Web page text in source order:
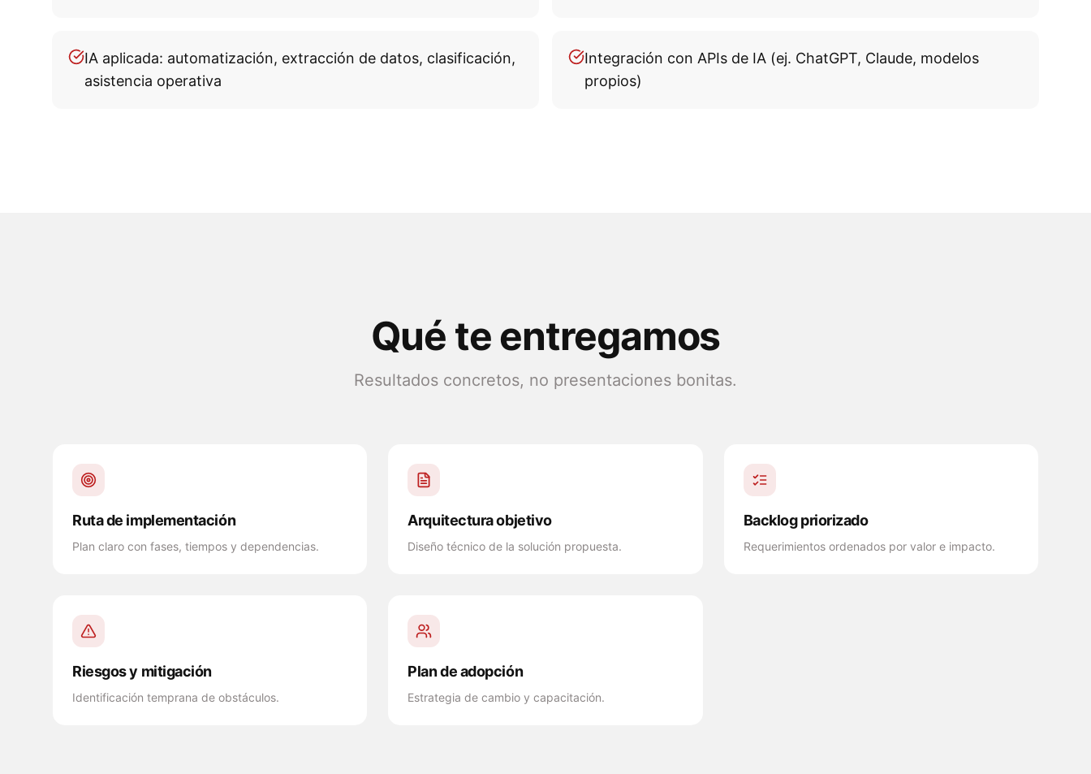
IA aplicada: automatización, extracción de datos, clasificación,
asistencia operativa
Integración con APIs de IA (ej. ChatGPT, Claude, modelos
propios)
Qué te entregamos
Resultados concretos, no presentaciones bonitas.
Ruta de implementación
Plan claro con fases, tiempos y dependencias.
Arquitectura objetivo
Diseño técnico de la solución propuesta.
Backlog priorizado
Requerimientos ordenados por valor e impacto.
Riesgos y mitigación
Identificación temprana de obstáculos.
Plan de adopción
Estrategia de cambio y capacitación.